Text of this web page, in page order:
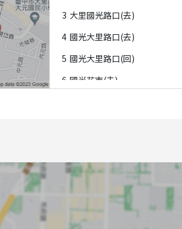
3 大里國光路口(去)
4 國光大里路口(去)
5 國光大里路口(回)
6 國光花市(去)
A 德芳南中興路口(回)
德芳南中興路口(去)
國光德芳路口(回)